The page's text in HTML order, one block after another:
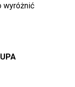
wyróżnić